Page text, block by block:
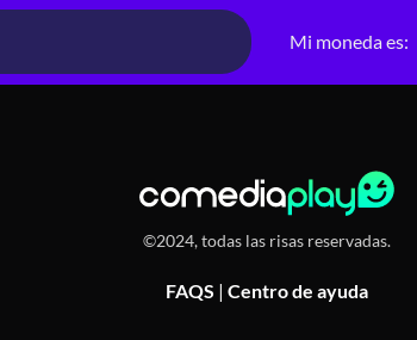
Mi moneda es:
91, Recoleta, Chile
©2024, todas las risas reservadas.
FAQS | Centro de ayuda